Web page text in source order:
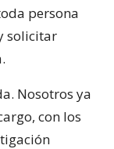
persona
solicitar
Nosotros ya
con los